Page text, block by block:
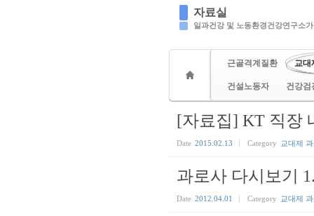
자료실
일과건강 및 노동환경건강연구소
근골격계질환 교대
건설노동자 건강검
[자료집] KT 직장
Date 2015.02.13 Category 교대제
과로사 다시보기
Date 2012.04.01 Category 교대제